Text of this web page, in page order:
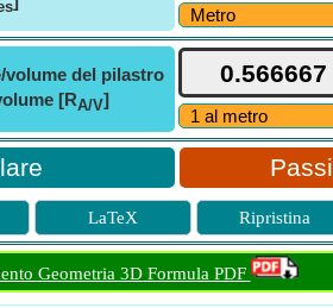
del pilastro
[RA/V]
Passi
LaTeX Ripristina
Geometria 3D Formula PDF